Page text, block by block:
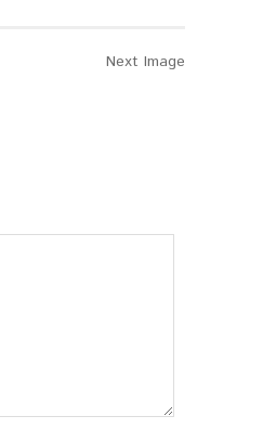
Next Image